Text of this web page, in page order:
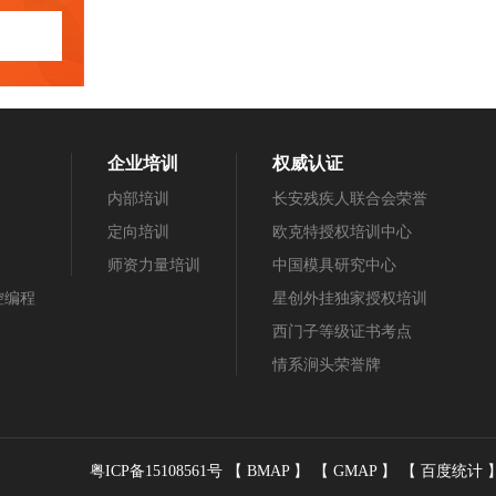
编程
企业培训
内部培训
定向培训
师资力量培训
权威认证
长安残疾人联合会荣誉
欧克特授权培训中心
中国模具研究中心
星创外挂独家授权培训
西门子等级证书考点
情系涧头荣誉牌
粤ICP备15108561号 【 BMAP 】 【 GMAP 】 【 百度统计